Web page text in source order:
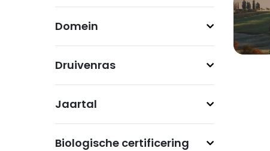
Domein
Druivenras
Jaartal
Biologische certificering